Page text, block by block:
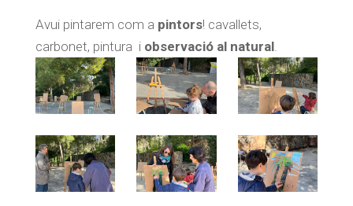
Avui pintarem com a pintors! cavallets,
carbonet, pintura i observació al natural.